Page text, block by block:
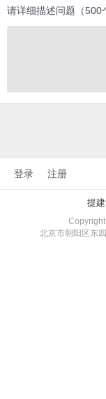
请详细描述问题（500
登录 注册
提
北京市朝阳区东